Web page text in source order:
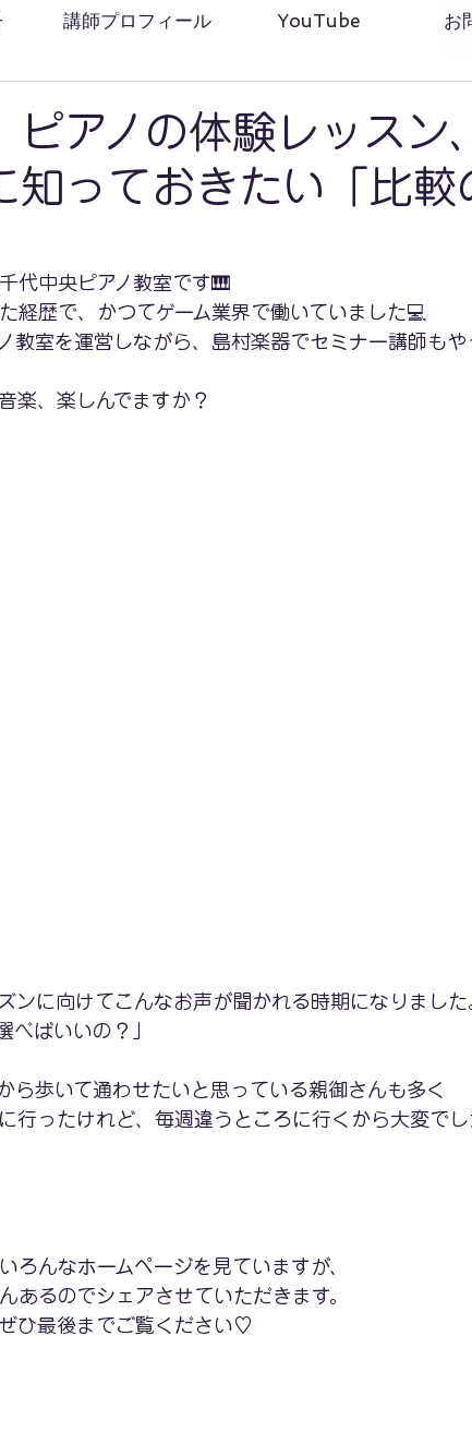
講師プロフィール YouTube お
ピアノの体験レッスン
知っておきたい「比較
代中央ピアノ教室です🎹
経歴で、かつてゲーム業界で働いていました💻
教室を運営しながら、島村楽器でセミナー講師もや
楽、楽しんでますか？
ンに向けてこんなお声が聞かれる時期になりました
べばいいの？」
ら歩いて通わせたいと思っている親御さんも多く
行ったけれど、毎週違うところに行くから大変で
ろんなホームページを見ていますが、
あるのでシェアさせていただきます。
ひ最後までご覧ください♡